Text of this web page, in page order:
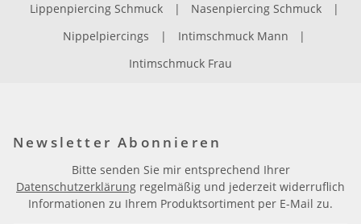
Lippenpiercing Schmuck
| Nasenpiercing Schmuck
|
Nippelpiercings
| Intimschmuck Mann
|
Intimschmuck Frau
Newsletter Abonnieren
Bitte senden Sie mir entsprechend Ihrer
Datenschutzerklärung regelmäßig und jederzeit widerruflich
Informationen zu Ihrem Produktsortiment per E-Mail zu.